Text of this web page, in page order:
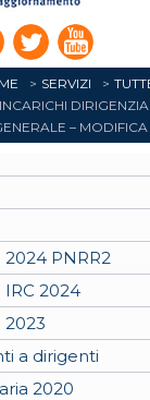
SERVIZI
–
PNRR2
2024
a dirigenti
2020